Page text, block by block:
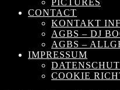
PICTURES
CONTACT
KONTAKT
AGBS – DJ
AGBS –
IMPRESSUM
COOKIE